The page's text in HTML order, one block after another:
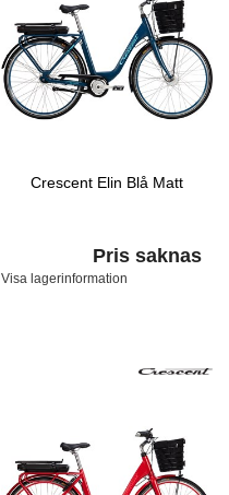
Crescent Elin Blå Matt
Pris saknas
Visa lagerinformation